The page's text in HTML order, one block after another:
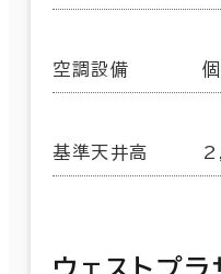
空調設備
基準天井高
ウェストプ